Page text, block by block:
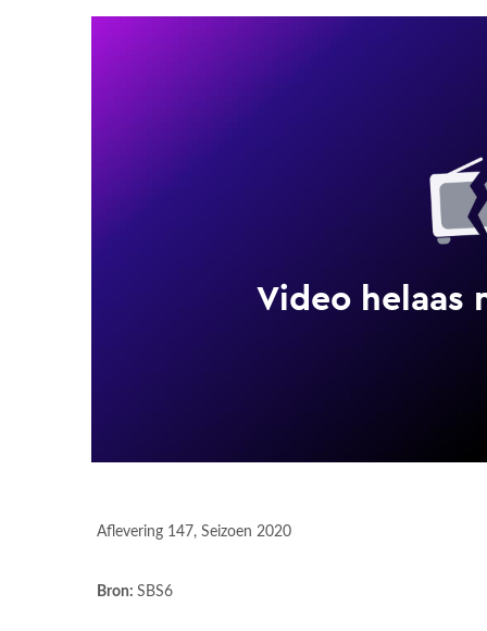
Aflevering 147, Seizoen 2020
Bron: SBS6